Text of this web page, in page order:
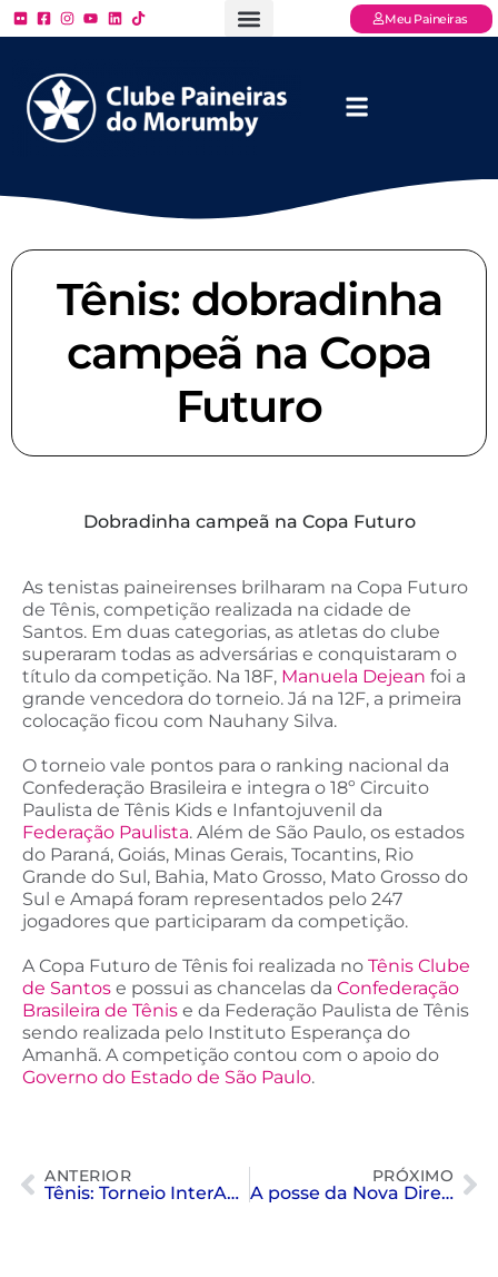
Meu Paineiras
Tênis: dobradinha
campeã na Copa
Futuro
Dobradinha campeã na Copa Futuro
As tenistas paineirenses brilharam na Copa Futuro
de Tênis, competição realizada na cidade de
Santos. Em duas categorias, as atletas do clube
superaram todas as adversárias e conquistaram o
título da competição. Na 18F, Manuela Dejean foi a
grande vencedora do torneio. Já na 12F, a primeira
colocação ficou com Nauhany Silva.
O torneio vale pontos para o ranking nacional da
Confederação Brasileira e integra o 18º Circuito
Paulista de Tênis Kids e Infantojuvenil da
Federação Paulista. Além de São Paulo, os estados
do Paraná, Goiás, Minas Gerais, Tocantins, Rio
Grande do Sul, Bahia, Mato Grosso, Mato Grosso do
Sul e Amapá foram representados pelo 247
jogadores que participaram da competição.
A Copa Futuro de Tênis foi realizada no Tênis Clube
de Santos e possui as chancelas da Confederação
Brasileira de Tênis e da Federação Paulista de Tênis
sendo realizada pelo Instituto Esperança do
Amanhã. A competição contou com o apoio do
Governo do Estado de São Paulo.
ANTERIOR
Tênis: Torneio InterAge – Semifinal
PRÓXIMO
A posse da Nova Diretoria Executiva